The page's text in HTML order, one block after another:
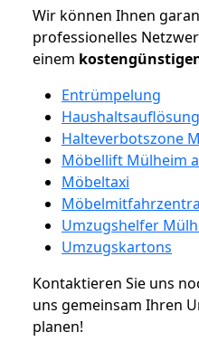
Wir können Ihnen
professionelles
einem
Entrümpelung
Halteverbotszone
Möbellift Mülheim
Möbeltaxi
Umzugshelfer
Umzugskartons
Kontaktieren Sie uns
uns gemeinsam Ihren
planen!